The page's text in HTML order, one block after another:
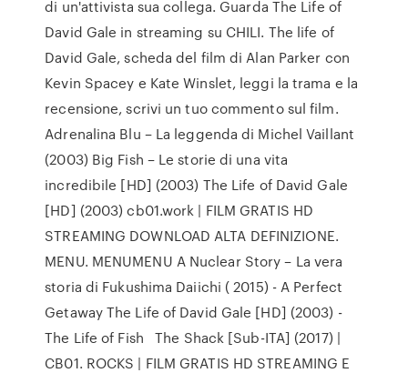
di un'attivista sua collega. Guarda The Life of
David Gale in streaming su CHILI. The life of
David Gale, scheda del film di Alan Parker con
Kevin Spacey e Kate Winslet, leggi la trama e la
recensione, scrivi un tuo commento sul film.
Adrenalina Blu – La leggenda di Michel Vaillant
(2003) Big Fish – Le storie di una vita
incredibile [HD] (2003) The Life of David Gale
[HD] (2003) cb01.work | FILM GRATIS HD
STREAMING DOWNLOAD ALTA DEFINIZIONE.
MENU. MENUMENU A Nuclear Story – La vera
storia di Fukushima Daiichi ( 2015) - A Perfect
Getaway The Life of David Gale [HD] (2003) -
The Life of Fish The Shack [Sub-ITA] (2017) |
CB01. ROCKS | FILM GRATIS HD STREAMING E